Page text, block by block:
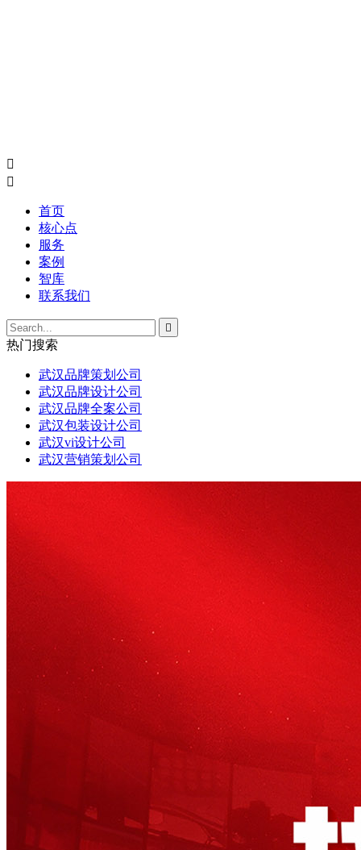


首页
核心点
服务
案例
智库
联系我们

热门搜索
武汉品牌策划公司
武汉品牌设计公司
武汉品牌全案公司
武汉包装设计公司
武汉vi设计公司
武汉营销策划公司